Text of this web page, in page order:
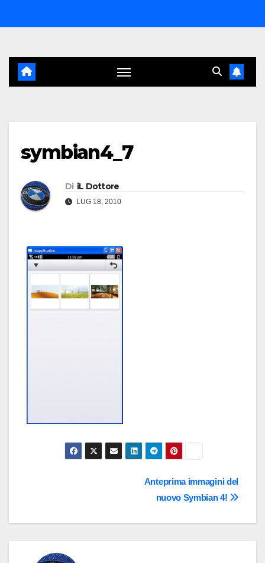
al
symbian4_7
Di iL Dottore
LUG 18, 2010
Anteprima immagini del
nuovo Symbian 4!